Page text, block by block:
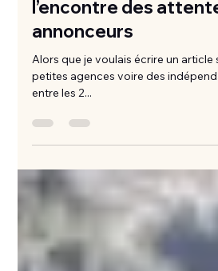
La fusion Publicis/
l’encontre des
annonceurs
Alors que je voulais écrire un article
entre les 2...